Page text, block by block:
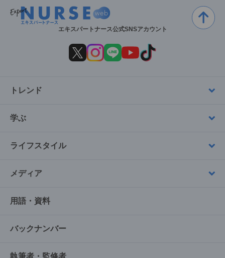
エキスパートナース公式SNSアカウント
トレンド
学ぶ
ライフスタイル
メディア
用語・資料
バックナンバー